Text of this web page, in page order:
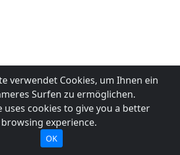
verwendet Cookies, um Ihnen ein
Surfen zu ermöglichen.
uses cookies to give you a better
browsing experience.
OK